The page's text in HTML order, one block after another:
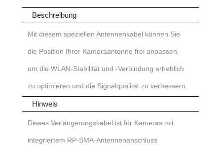
Beschreibung
Mit diesem speziellen Antennenkabel können Sie
die Position Ihrer Kameraantenne frei anpassen,
um die WLAN-Stabilität und -Verbindung erheblich
zu optimieren und die Signalqualität zu verbessern.
Hinweis
Dieses Verlängerungskabel ist für Kameras mit
integriertem RP-SMA-Antennenanschluss